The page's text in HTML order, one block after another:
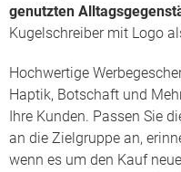
genutzten
Kugelschreiber mit Logo
Hochwertige
Haptik, Botschaft und
Ihre Kunden. Passen Sie
an die Zielgruppe an,
wenn es um den Kauf